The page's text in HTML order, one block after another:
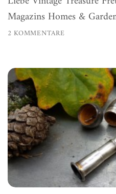
Magazins Homes &
2 KOMMENTARE